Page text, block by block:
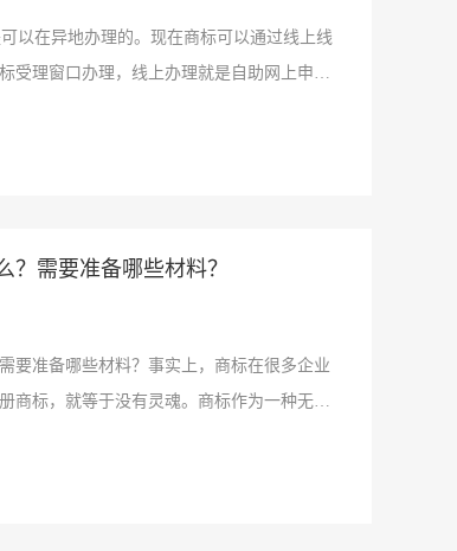
以在异地办理的。现在商标可以通过线上线
受理窗口办理，线上办理就是自助网上申请
？需要准备哪些材料？
准备哪些材料？事实上，商标在很多企业
商标，就等于没有灵魂。商标作为一种无形